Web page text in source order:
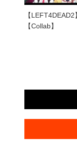
【
【Collab】